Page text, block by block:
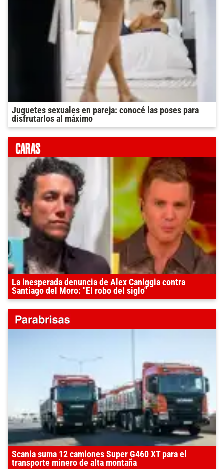
Juguetes sexuales en pareja: conocé las poses para
disfrutarlos al máximo
La inesperada denuncia de Alex Caniggia contra
Santiago del Moro: "El robo del siglo"
Scania suma 12 camiones Super G460 XT para el
transporte minero de alta montaña